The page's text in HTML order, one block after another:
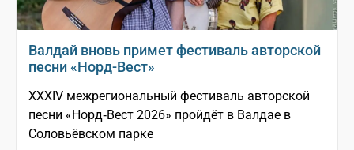
Валдай вновь примет фестиваль авторской
песни «Норд-Вест»
XXXIV межрегиональный фестиваль авторской
песни «Норд‑Вест 2026» пройдёт в Валдае в
Соловьёвском парке